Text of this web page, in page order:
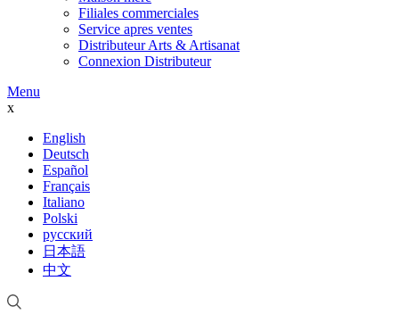
Filiales commerciales
Service apres ventes
Distributeur Arts & Artisanat
Connexion Distributeur
Menu
x
English
Deutsch
Español
Français
Italiano
Polski
русский
日本語
中文